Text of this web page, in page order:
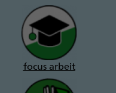
focus arbeit